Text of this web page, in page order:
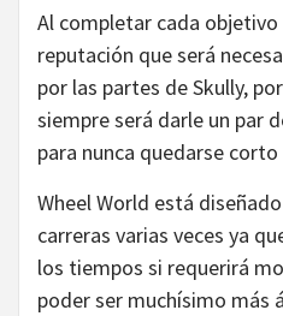
Al completar cada
reputación que será
por las partes de Skully,
siempre será darle un par
para nunca quedarse
Wheel World está
carreras varias veces ya
los tiempos si requerirá
poder ser muchísimo más